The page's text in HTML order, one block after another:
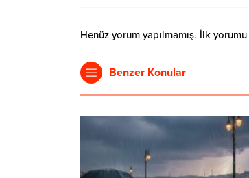
Henüz yorum yapılmamış. İlk
Benzer Konular